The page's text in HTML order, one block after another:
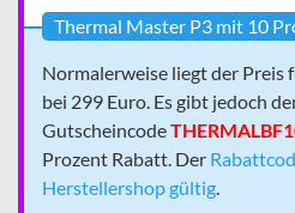
Thermal Master P3 mit 10
Normalerweise liegt der Preis
bei 299 Euro. Es gibt jedoch
Gutscheincode
Prozent Rabatt. Der
Herstellershop gültig.